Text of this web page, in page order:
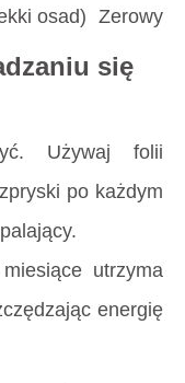
osad) Zerowy
się
Używaj folii
po każdym
utrzyma
energię